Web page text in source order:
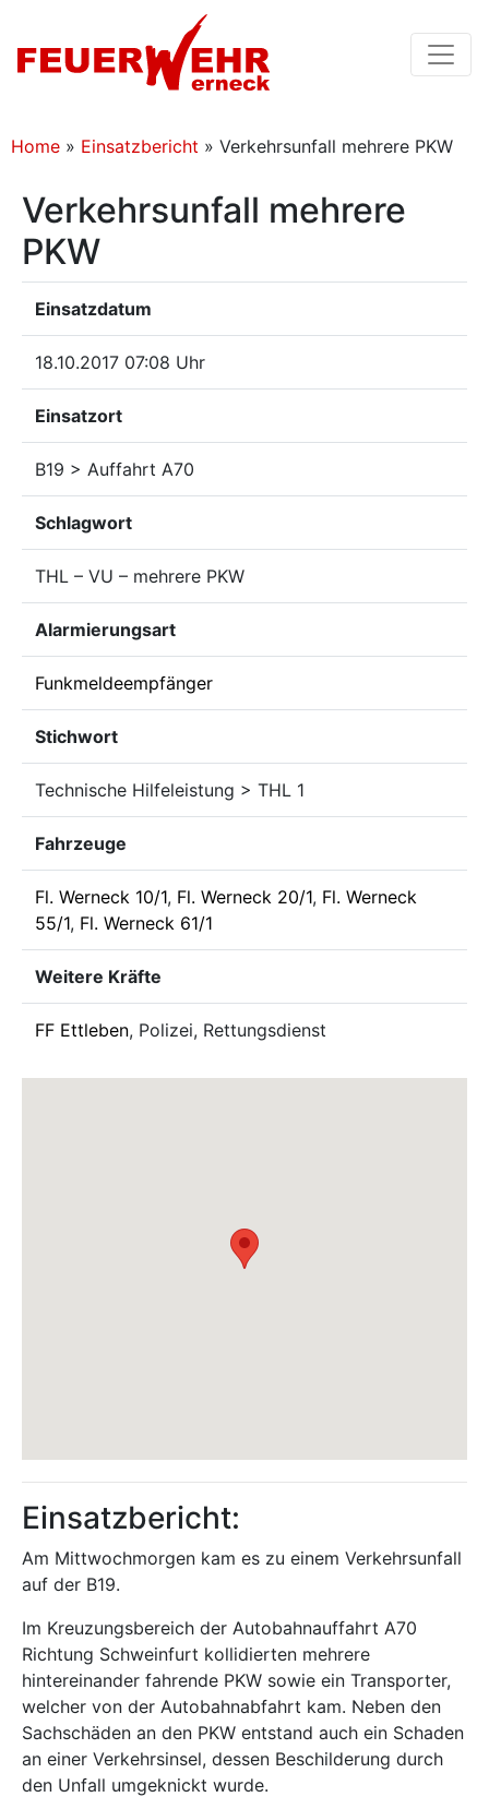
Home » Einsatzbericht » Verkehrsunfall mehrere PKW
Verkehrsunfall mehrere
PKW
Einsatzdatum
18.10.2017 07:08 Uhr
Einsatzort
B19 > Auffahrt A70
Schlagwort
THL – VU – mehrere PKW
Alarmierungsart
Funkmeldeempfänger
Stichwort
Technische Hilfeleistung > THL 1
Fahrzeuge
Fl. Werneck 10/1, Fl. Werneck 20/1, Fl. Werneck
55/1, Fl. Werneck 61/1
Weitere Kräfte
FF Ettleben, Polizei, Rettungsdienst
Einsatzbericht:
Am Mittwochmorgen kam es zu einem Verkehrsunfall
auf der B19.
Im Kreuzungsbereich der Autobahnauffahrt A70
Richtung Schweinfurt kollidierten mehrere
hintereinander fahrende PKW sowie ein Transporter,
welcher von der Autobahnabfahrt kam. Neben den
Sachschäden an den PKW entstand auch ein Schaden
an einer Verkehrsinsel, dessen Beschilderung durch
den Unfall umgeknickt wurde.